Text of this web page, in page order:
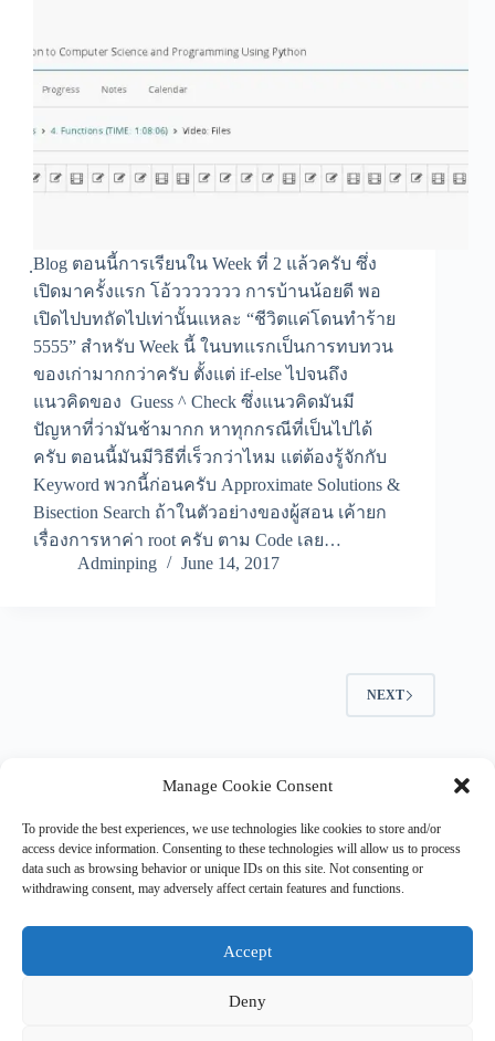
Manage Cookie Consent
To provide the best experiences, we use technologies like cookies to store and/or
access device information. Consenting to these technologies will allow us to process
data such as browsing behavior or unique IDs on this site. Not consenting or
withdrawing consent, may adversely affect certain features and functions.
Accept
Deny
ฺBlog ตอนนี้การเรียนใน Week ที่ 2 แล้วครับ ซึ่ง
เปิดมาครั้งแรก โอ้ววววววว การบ้านน้อยดี พอ
เปิดไปบทถัดไปเท่านั้นแหละ “ชีวิตแค่โดนทำร้าย
5555” สำหรับ Week นี้ ในบทแรกเป็นการทบทวน
ของเก่ามากกว่าครับ ตั้งแต่ if-else ไปจนถึง
แนวคิดของ Guess ^ Check ซึ่งแนวคิดมันมี
ปัญหาที่ว่ามันช้ามากก หาทุกกรณีที่เป็นไปได้
ครับ ตอนนี้มันมีวิธีที่เร็วกว่าไหม แต่ต้องรู้จักกับ
Keyword พวกนี้ก่อนครับ Approximate Solutions &
Bisection Search ถ้าในตัวอย่างของผู้สอน เค้ายก
เรื่องการหาค่า root ครับ ตาม Code เลย…
Adminping
June 14, 2017
NEXT
ถ้าสนใจ Blog สรุปต่างๆ ลองมา Subscribe กันได้ครับ เดี๋ยว
จะมีเมล์จากdonotreply@wordpress.comมาให้กด Confirm
อีกทีครับ
Subscribe